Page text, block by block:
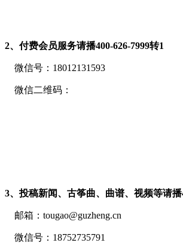
2、付费会员服务请播400-626-7999转1
微信号：18012131593
微信二维码：
3、投稿新闻、古筝曲、曲谱、视频等请播
邮箱：tougao@guzheng.cn
微信号：18752735791